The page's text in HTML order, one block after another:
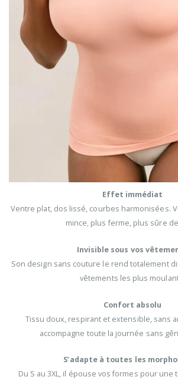
Effet immédiat
Ventre plat, dos lissé, courbes harmonisées.
mince, plus ferme, plus sûre
Invisible sous vos
Son design sans couture le rend totalement
vêtements les plus
Confort absolu
Tissu doux, respirant et extensible, sans
accompagne toute la journée sans
S’adapte à toutes les
Du S au 3XL, il épouse vos formes pour une